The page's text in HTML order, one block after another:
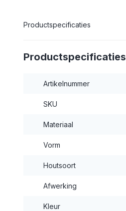
Productspecificaties
Productspecificaties
Artikelnummer
SKU
Materiaal
Vorm
Houtsoort
Afwerking
Kleur